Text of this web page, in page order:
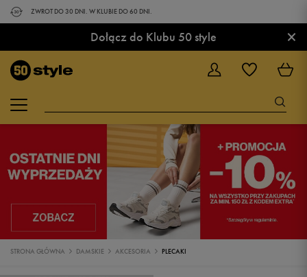
ZWROT DO 30 DNI. W KLUBIE DO 60 DNI.
Dołącz do Klubu 50 style ×
STRONA GŁÓWNA DAMSKIE AKCESORIA PLECAKI